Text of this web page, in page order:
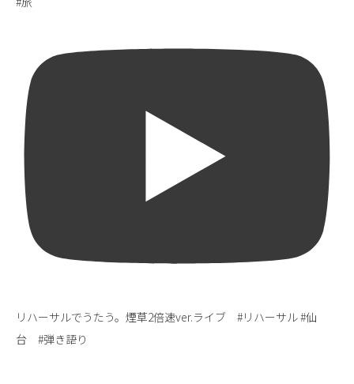
リハーサルでうたう。煙草2倍速ver.ライブ #リハーサル #仙
台 #弾き語り